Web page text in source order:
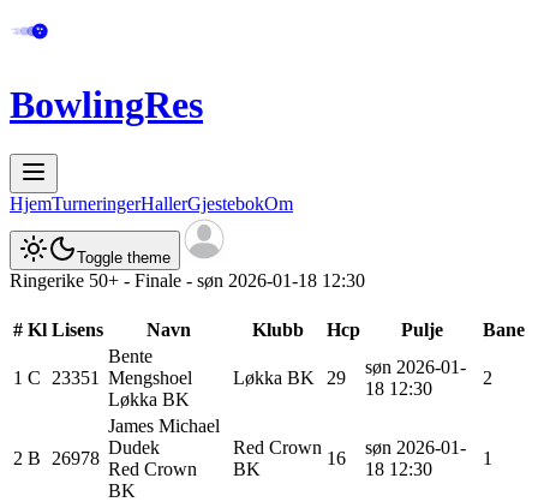
BowlingRes
HjemTurneringerHallerGjestebokOm
Toggle theme
Ringerike 50+ - Finale - søn 2026-01-18 12:30
# Kl Lisens Navn Klubb Hcp Pulje Bane
1 C 23351
Bente
Mengshoel
Løkka BK
Løkka BK 29
søn 2026-01-
18 12:30
2
2 B 26978
James Michael
Dudek
Red Crown
BK
Red Crown
BK
16
søn 2026-01-
18 12:30
1